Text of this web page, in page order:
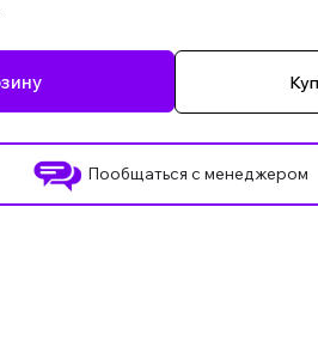
Пообщаться с менеджером